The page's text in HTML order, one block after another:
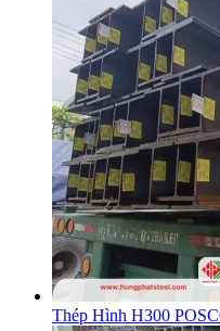
Thép Hình H300